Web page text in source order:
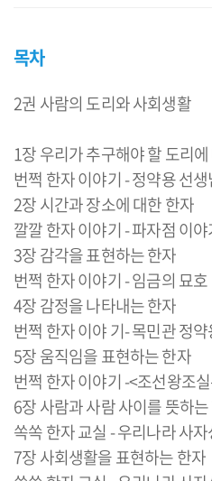
목차
2권 사람의 도리와 사회생활
1장 우리가 추구해야 할 도리
번쩍 한자 이야기 - 정약용 선
2장 시간과 장소에 대한 한자
깔깔 한자 이야기 - 파자점 이야
3장 감각을 표현하는 한자
번쩍 한자 이야기 - 임금의 묘호
4장 감정을 나타내는 한자
번쩍 한자 이야 기- 목민관 정
5장 움직임을 표현하는 한자
번쩍 한자 이야기 -<조선왕조
6장 사람과 사람 사이를 뜻하
쏙쏙 한자 교실 - 우리나라 사
7장 사회생활을 표현하는 한자